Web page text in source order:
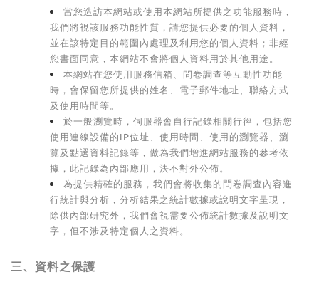
當您造訪本網站或使用本網站所提供之功能服務時，
我們將視該服務功能性質，請您提供必要的個人資料，
並在該特定目的範圍內處理及利用您的個人資料；非經
您書面同意，本網站不會將個人資料用於其他用途。
本網站在您使用服務信箱、問卷調查等互動性功能
時，會保留您所提供的姓名、電子郵件地址、聯絡方式
及使用時間等。
於一般瀏覽時，伺服器會自行記錄相關行徑，包括您
使用連線設備的IP位址、使用時間、使用的瀏覽器、瀏
覽及點選資料記錄等，做為我們增進網站服務的參考依
據，此記錄為內部應用，決不對外公佈。
為提供精確的服務，我們會將收集的問卷調查內容進
行統計與分析，分析結果之統計數據或說明文字呈現，
除供內部研究外，我們會視需要公佈統計數據及說明文
字，但不涉及特定個人之資料。
三、資料之保護